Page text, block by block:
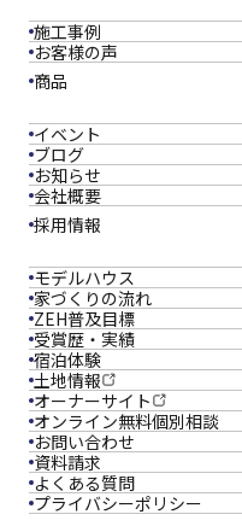
施工事例
お客様の声
商品
イベント
ブログ
お知らせ
会社概要
採用情報
モデルハウス
家づくりの流れ
ZEH普及目標
受賞歴・実績
宿泊体験
土地情報
オーナーサイト
オンライン無料個別相談
お問い合わせ
資料請求
よくある質問
プライバシーポリシー